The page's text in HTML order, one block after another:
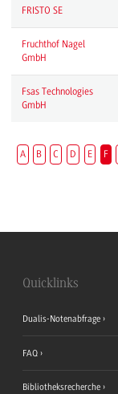
FRISTO SE
Fruchthof Nagel
GmbH
Fsas Technologies
GmbH
A B C D E F
Quicklinks
Dualis-Notenabfrage
FAQ
Bibliotheksrecherche